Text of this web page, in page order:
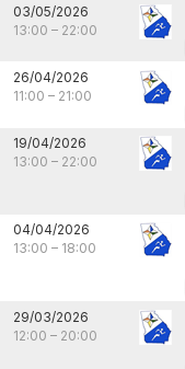
03/05/2026
13:00 – 22:00
26/04/2026
11:00 – 21:00
19/04/2026
13:00 – 22:00
04/04/2026
13:00 – 18:00
29/03/2026
12:00 – 20:00